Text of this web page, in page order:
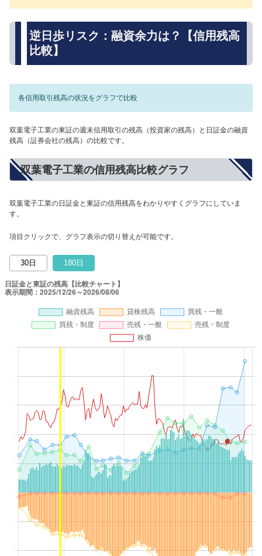
逆日歩リスク：融資余力は？【信用残高
比較】
各信用取引残高の状況をグラフで比較
双葉電子工業の東証の週末信用取引の残高（投資家の残高）と日証金の融資
残高（証券会社の残高）の比較です。
双葉電子工業の信用残高比較グラフ
双葉電子工業の日証金と東証の信用残高をわかりやすくグラフにしていま
す。
項目クリックで、グラフ表示の切り替えが可能です。
30日 180日